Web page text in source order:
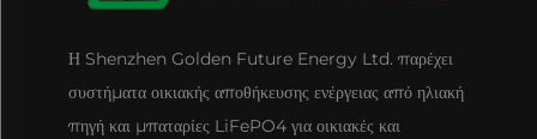
Η Shenzhen Golden Future Energy Ltd. παρέχει
συστήματα οικιακής αποθήκευσης ενέργειας από ηλιακή
πηγή και μπαταρίες LiFePO4 για οικιακές και